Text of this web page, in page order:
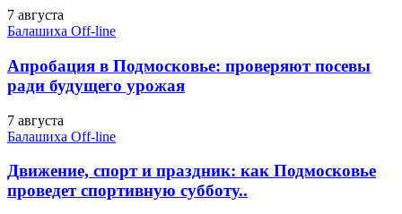
7 августа
Балашиха Off-line
Апробация в Подмосковье: проверяют посевы
ради будущего урожая
7 августа
Балашиха Off-line
Движение, спорт и праздник: как Подмосковье
проведет спортивную субботу..